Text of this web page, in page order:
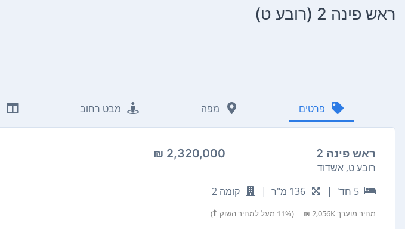
ראש פינה 2 (רובע ט)
פרטים מפה מבט רחוב
ראש פינה 2 2,320,000 ₪
רובע ט, אשדוד
5 חד'
| 136 מ"ר | קומה 2
מחיר מוערך2,056K ₪ (11% מעל למחיר השוק )